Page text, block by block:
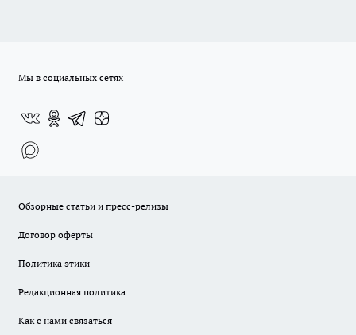
Мы в социальных сетях
Обзорные статьи и пресс-релизы
Договор оферты
Политика этики
Редакционная политика
Как с нами связаться